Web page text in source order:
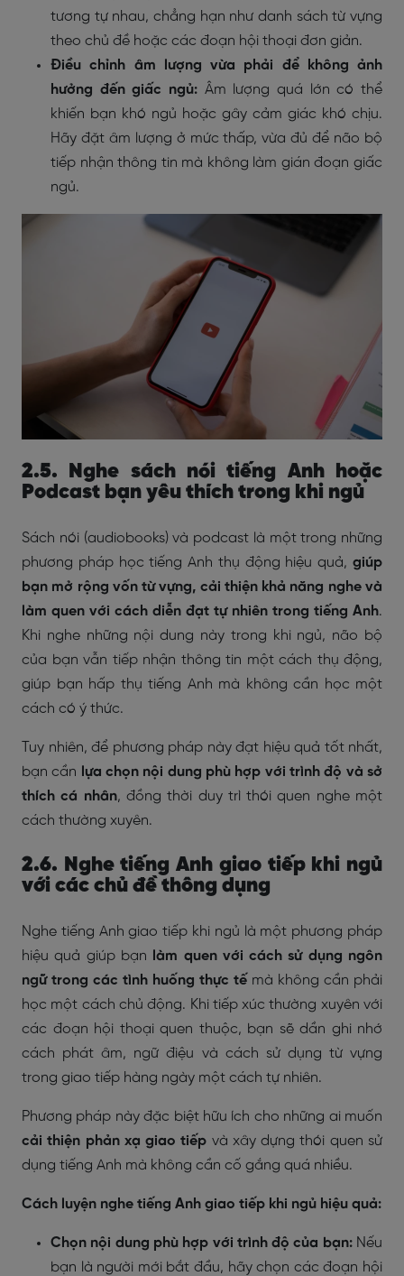
tương tự nhau, chẳng hạn như danh sách từ vựng
theo chủ đề hoặc các đoạn hội thoại đơn giản.
Điều chỉnh âm lượng vừa phải để không ảnh
hưởng đến giấc ngủ: Âm lượng quá lớn có thể
khiến bạn khó ngủ hoặc gây cảm giác khó chịu.
Hãy đặt âm lượng ở mức thấp, vừa đủ để não bộ
tiếp nhận thông tin mà không làm gián đoạn giấc
ngủ.
2.5. Nghe sách nói tiếng Anh hoặc
Podcast bạn yêu thích trong khi ngủ
Sách nói (audiobooks) và podcast là một trong những
phương pháp học tiếng Anh thụ động hiệu quả, giúp
bạn mở rộng vốn từ vựng, cải thiện khả năng nghe và
làm quen với cách diễn đạt tự nhiên trong tiếng Anh.
Khi nghe những nội dung này trong khi ngủ, não bộ
của bạn vẫn tiếp nhận thông tin một cách thụ động,
giúp bạn hấp thụ tiếng Anh mà không cần học một
cách có ý thức.
Tuy nhiên, để phương pháp này đạt hiệu quả tốt nhất,
bạn cần lựa chọn nội dung phù hợp với trình độ và sở
thích cá nhân, đồng thời duy trì thói quen nghe một
cách thường xuyên.
2.6. Nghe tiếng Anh giao tiếp khi ngủ
với các chủ đề thông dụng
Nghe tiếng Anh giao tiếp khi ngủ là một phương pháp
hiệu quả giúp bạn
làm quen với cách sử dụng ngôn
ngữ trong các tình huống thực tế mà không cần phải
học một cách chủ động. Khi tiếp xúc thường xuyên với
các đoạn hội thoại quen thuộc, bạn sẽ dần ghi nhớ
cách phát âm, ngữ điệu và cách sử dụng từ vựng
trong giao tiếp hàng ngày một cách tự nhiên.
Phương pháp này đặc biệt hữu ích cho những ai muốn
cải thiện phản xạ giao tiếp và xây dựng thói quen sử
dụng tiếng Anh mà không cần cố gắng quá nhiều.
Cách luyện nghe tiếng Anh giao tiếp khi ngủ hiệu quả:
Chọn nội dung phù hợp với trình độ của bạn: Nếu
bạn là người mới bắt đầu, hãy chọn các đoạn hội